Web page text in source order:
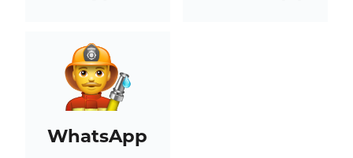
WhatsApp